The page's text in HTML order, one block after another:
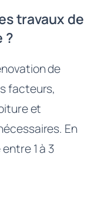
travaux de
?
de
facteurs,
et
En
1 à 3